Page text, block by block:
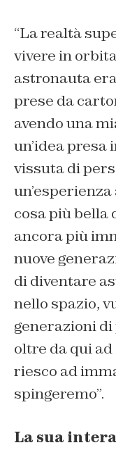
“La realtà
vivere in
astronauta
prese da
avendo una
un’idea presa
vissuta di
un’esperienza
cosa più bella
ancora più
nuove
di diventare
nello spazio,
generazioni
oltre da qui
riesco ad
spingeremo”.
La sua